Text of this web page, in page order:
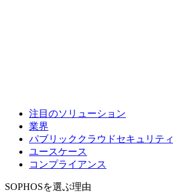
注目のソリューション
業界
パブリッククラウドセキュリティ
ユースケース
コンプライアンス
SOPHOSを選ぶ理由